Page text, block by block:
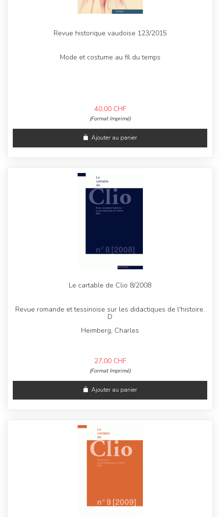
Revue historique vaudoise 123/2015
Mode et costume au fil du temps
40,00 CHF
(Format Imprimé)
Ajouter au panier
Le cartable de Clio 8/2008
Revue romande et tessinoise sur les didactiques de l'histoire.
D
Heimberg, Charles
27,00 CHF
(Format Imprimé)
Ajouter au panier